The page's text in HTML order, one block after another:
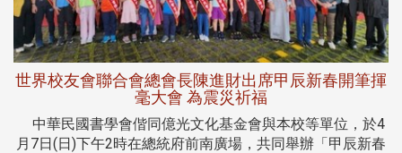
世界校友會聯合會總會長陳進財出席甲辰新春開筆揮
毫大會 為震災祈福
中華民國書學會偕同億光文化基金會與本校等單位，於4
月7日(日)下午2時在總統府前南廣場，共同舉辦「甲辰新春